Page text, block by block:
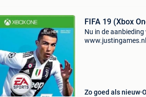
FIFA 19 (Xbox
Nu in de
Zo goed als nieuw